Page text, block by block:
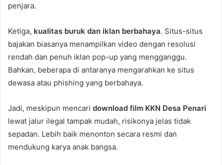
penjara.
Ketiga, kualitas buruk dan iklan berbahaya. Situs-situs
bajakan biasanya menampilkan video dengan resolusi
rendah dan penuh iklan pop-up yang mengganggu.
Bahkan, beberapa di antaranya mengarahkan ke situs
dewasa atau phishing yang berbahaya.
Jadi, meskipun mencari download film KKN Desa Penari
lewat jalur ilegal tampak mudah, risikonya jelas tidak
sepadan. Lebih baik menonton secara resmi dan
mendukung karya anak bangsa.